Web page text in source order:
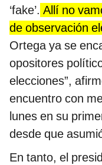
‘fake’. Allí no
de observación
Ortega ya se
opositores
elecciones”,
encuentro con
lunes en su
desde que
En tanto, el